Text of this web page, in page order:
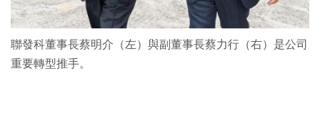
聯發科董事長蔡明介（左）與副董事長蔡力行（右）是公司
重要轉型推手。